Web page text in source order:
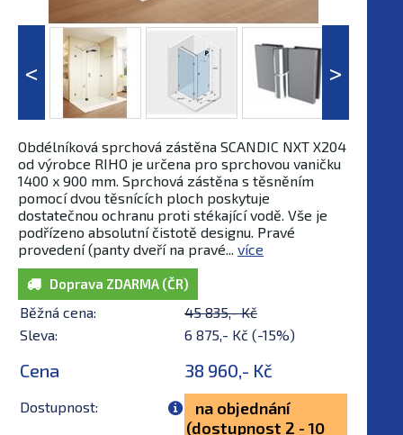
Obdélníková sprchová zástěna SCANDIC NXT X204
od výrobce RIHO je určena pro sprchovou vaničku
1400 x 900 mm. Sprchová zástěna s těsněním
pomocí dvou těsnících ploch poskytuje
dostatečnou ochranu proti stékající vodě. Vše je
podřízeno absolutní čistotě designu. Pravé
provedení (panty dveří na pravé... více
Doprava ZDARMA (ČR)
Běžná cena:
45 835,- Kč
Sleva:
6 875,- Kč (-15%)
Cena 38 960,- Kč
Dostupnost:
na objednání
(dostupnost 2 - 10